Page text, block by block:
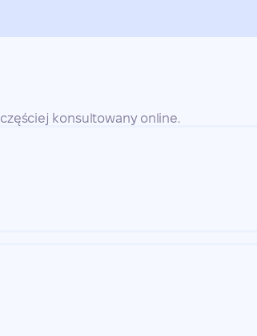
konsultowany online.